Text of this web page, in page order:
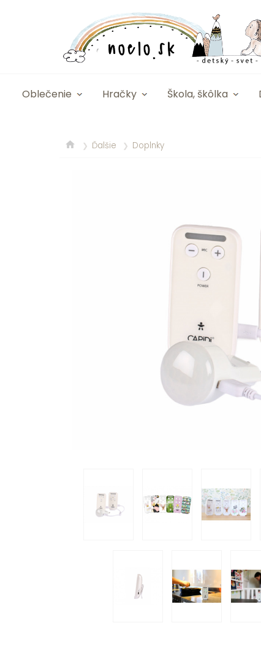
Oblečenie Hračky Škola, škôlka
❯ Ďalšie ❯ Doplnky